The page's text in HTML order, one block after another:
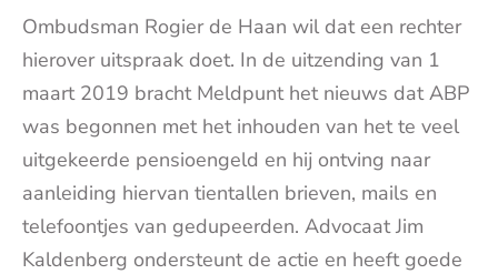
Ombudsman Rogier de Haan wil dat een rechter
hierover uitspraak doet. In de uitzending van 1
maart 2019 bracht Meldpunt het nieuws dat ABP
was begonnen met het inhouden van het te veel
uitgekeerde pensioengeld en hij ontving naar
aanleiding hiervan tientallen brieven, mails en
telefoontjes van gedupeerden. Advocaat Jim
Kaldenberg ondersteunt de actie en heeft goede